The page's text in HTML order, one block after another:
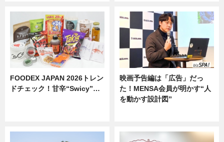
FOODEX JAPAN 2026トレン
ドチェック！甘辛“Swicy”…
映画予告編は「広告」だっ
た！MENSA会員が明かす“人
を動かす設計図”